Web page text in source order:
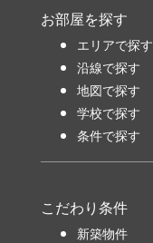
お部屋を探す
エリアで探す
沿線で探す
地図で探す
学校で探す
条件で探す
こだわり条件
新築物件